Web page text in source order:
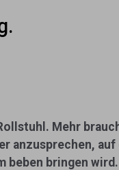
Mehr
anzusprechen,
beben bringen